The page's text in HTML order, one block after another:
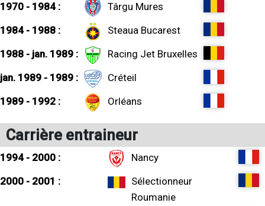
1970 - 1984 :
Târgu Mures
1984 - 1988 :
Steaua Bucarest
1988 - jan. 1989 :
Racing Jet Bruxelles
jan. 1989 - 1989 :
Créteil
1989 - 1992 :
Orléans
Carrière entraineur
1994 - 2000 :
Nancy
2000 - 2001 :
Sélectionneur
Roumanie